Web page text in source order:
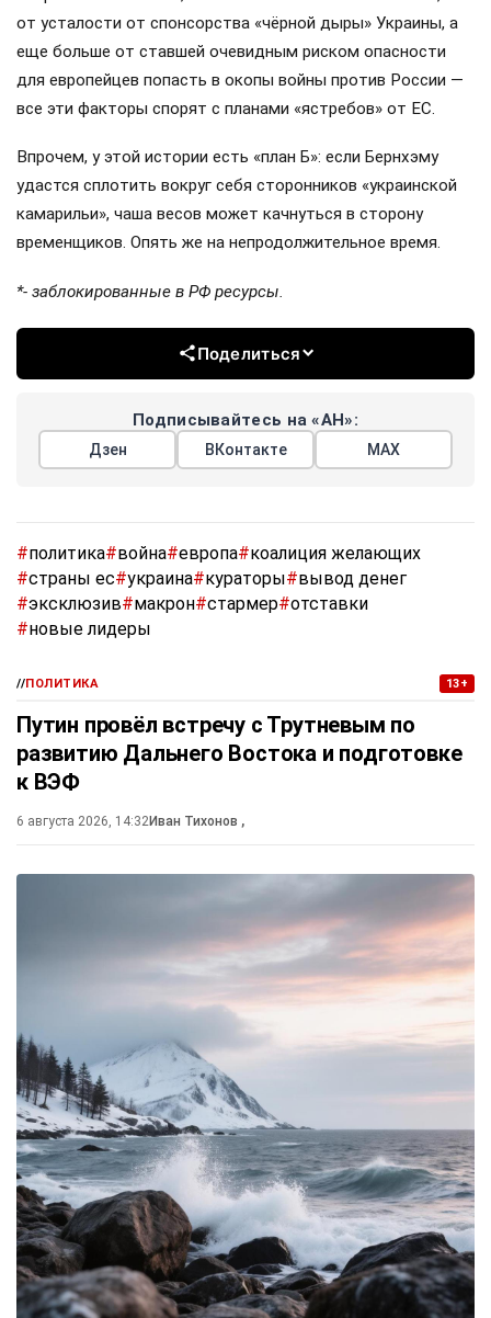
от усталости от спонсорства «чёрной дыры» Украины, а
еще больше от ставшей очевидным риском опасности
для европейцев попасть в окопы войны против России —
все эти факторы спорят с планами «ястребов» от ЕС.
Впрочем, у этой истории есть «план Б»: если Бернхэму
удастся сплотить вокруг себя сторонников «украинской
камарильи», чаша весов может качнуться в сторону
временщиков. Опять же на непродолжительное время.
*- заблокированные в РФ ресурсы.
Поделиться
Подписывайтесь на «АН»:
Дзен ВКонтакте МАХ
#политика#война#европа#коалиция желающих
#страны ес#украина#кураторы#вывод денег
#эксклюзив#макрон#стармер#отставки
#новые лидеры
//ПОЛИТИКА 13+
Путин провёл встречу с Трутневым по
развитию Дальнего Востока и подготовке
к ВЭФ
6 августа 2026, 14:32Иван Тихонов ,